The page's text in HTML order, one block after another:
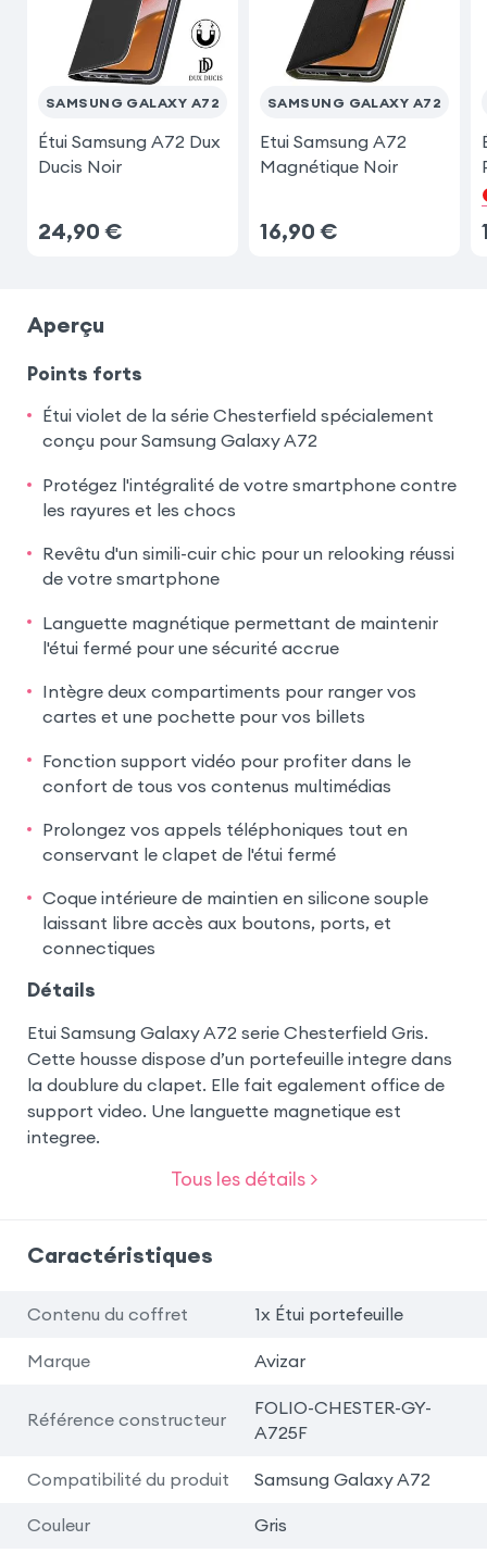
Xiaomi Redmi Note 15
SAMSUNG GALAXY A72
Étui Samsung A72 Dux
Ducis Noir
24,90 €
SAMSUNG GALAXY A72
Etui Samsung A72
Magnétique Noir
16,90 €
Aperçu
Points forts
Étui violet de la série Chesterfield spécialement
conçu pour Samsung Galaxy A72
Protégez l'intégralité de votre smartphone contre
les rayures et les chocs
Revêtu d'un simili-cuir chic pour un relooking réussi
de votre smartphone
Languette magnétique permettant de maintenir
l'étui fermé pour une sécurité accrue
Intègre deux compartiments pour ranger vos
cartes et une pochette pour vos billets
Fonction support vidéo pour profiter dans le
confort de tous vos contenus multimédias
Prolongez vos appels téléphoniques tout en
conservant le clapet de l'étui fermé
Coque intérieure de maintien en silicone souple
laissant libre accès aux boutons, ports, et
connectiques
Détails
Etui Samsung Galaxy A72 serie Chesterfield Gris.
Cette housse dispose d’un portefeuille integre dans
la doublure du clapet. Elle fait egalement office de
support video. Une languette magnetique est
integree.
Tous les détails >
Caractéristiques
Contenu du coffret 1x Étui portefeuille
Marque Avizar
Référence constructeur
FOLIO-CHESTER-GY-
A725F
Compatibilité du produit Samsung Galaxy A72
Couleur Gris